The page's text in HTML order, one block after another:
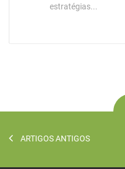
estratégias...
ARTIGOS ANTIGOS